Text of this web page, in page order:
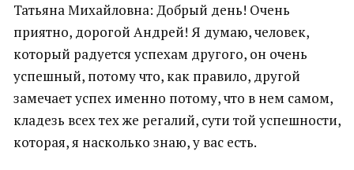
Татьяна Михайловна: Добрый день! Очень
приятно, дорогой Андрей! Я думаю, человек,
который радуется успехам другого, он очень
успешный, потому что, как правило, другой
замечает успех именно потому, что в нем самом,
кладезь всех тех же регалий, сути той успешности,
которая, я насколько знаю, у вас есть.